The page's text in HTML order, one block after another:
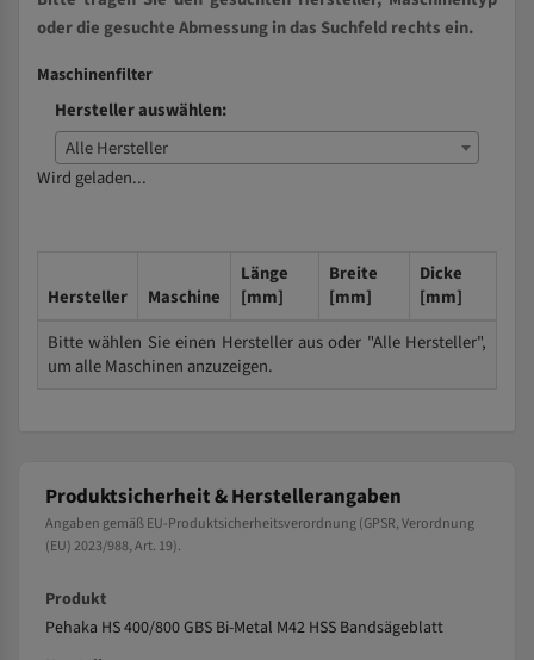
oder die gesuchte Abmessung in das Suchfeld rechts ein.
Maschinenfilter
Hersteller auswählen:
Alle Hersteller
Wird geladen...
Hersteller Maschine
Länge
[mm]
Breite
[mm]
Dicke
[mm]
Bitte wählen Sie einen Hersteller aus oder "Alle Hersteller",
um alle Maschinen anzuzeigen.
Produktsicherheit & Herstellerangaben
Angaben gemäß EU-Produktsicherheitsverordnung (GPSR, Verordnung
(EU) 2023/988, Art. 19).
Produkt
Pehaka HS 400/800 GBS Bi-Metal M42 HSS Bandsägeblatt